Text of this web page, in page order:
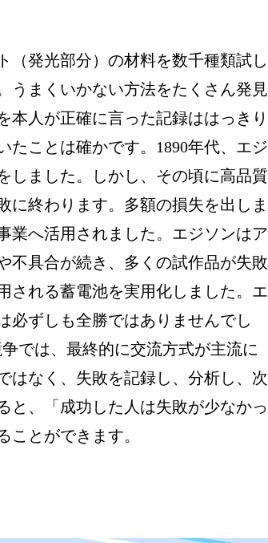
（発光部分）の材料を数千種類試し
うまくいかない方法をたくさん発見
本人が正確に言った記録ははっきり
たことは確かです。1890年代、エジ
しました。しかし、その頃に高品質
に終わります。多額の損失を出しま
業へ活用されました。エジソンはア
不具合が続き、多くの試作品が失敗
される蓄電池を実用化しました。エ
必ずしも全勝ではありませんでし
では、最終的に交流方式が主流に
はなく、失敗を記録し、分析し、次
と、「成功した人は失敗が少なかっ
とができます。